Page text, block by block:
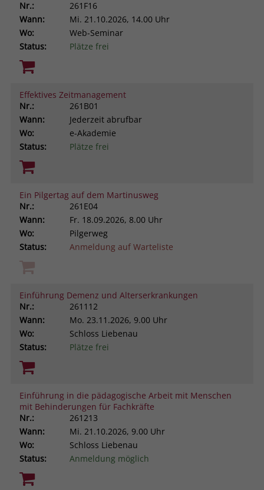
Nr.:
261F16
Wann:
Mi. 21.10.2026, 14.00 Uhr
Wo:
Web-Seminar
Status:
Plätze frei
Effektives Zeitmanagement
Nr.:
261B01
Wann:
Jederzeit abrufbar
Wo:
e-Akademie
Status:
Plätze frei
Ein Pilgertag auf dem Martinusweg
Nr.:
261E04
Wann:
Fr. 18.09.2026, 8.00 Uhr
Wo:
Pilgerweg
Status:
Anmeldung auf Warteliste
Einführung Demenz und Alterserkrankungen
Nr.:
261112
Wann:
Mo. 23.11.2026, 9.00 Uhr
Wo:
Schloss Liebenau
Status:
Plätze frei
Einführung in die pädagogische Arbeit mit Menschen
mit Behinderungen für Fachkräfte
Nr.:
261213
Wann:
Mi. 21.10.2026, 9.00 Uhr
Wo:
Schloss Liebenau
Status:
Anmeldung möglich